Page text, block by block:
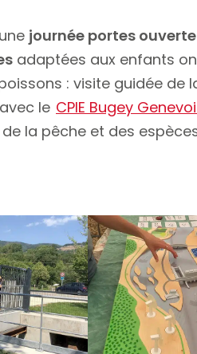
journée portes
adaptées aux enfants
: visite guidée de
le CPIE Bugey
la pêche et des